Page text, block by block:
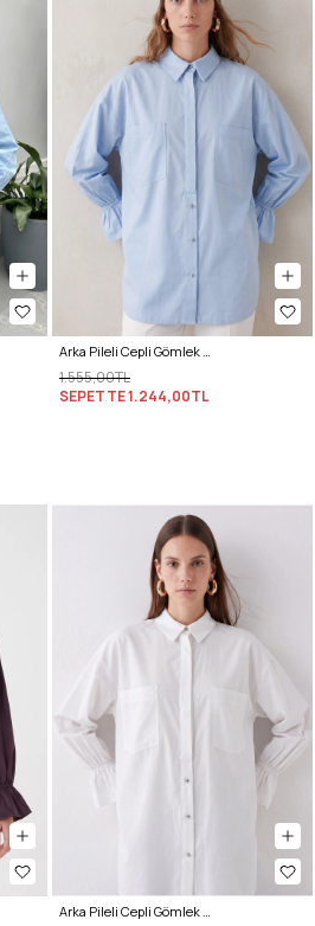
Arka Pileli Cepli Gömlek Y0147 - BEBE MAVİSİ
1.555,00TL
SEPETTE1.244,00TL
Arka Pileli Cepli Gömlek Y0147 - BEYAZ